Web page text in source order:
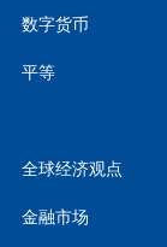
数字货币
平等
全球经济观点
金融市场